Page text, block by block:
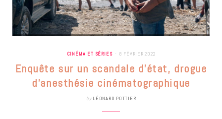
CINÉMA ET SÉRIES 8 FÉVRIER 2022
Enquête sur un scandale d’état, drogue
d’anesthésie cinématographique
by LÉONARD POTTIER